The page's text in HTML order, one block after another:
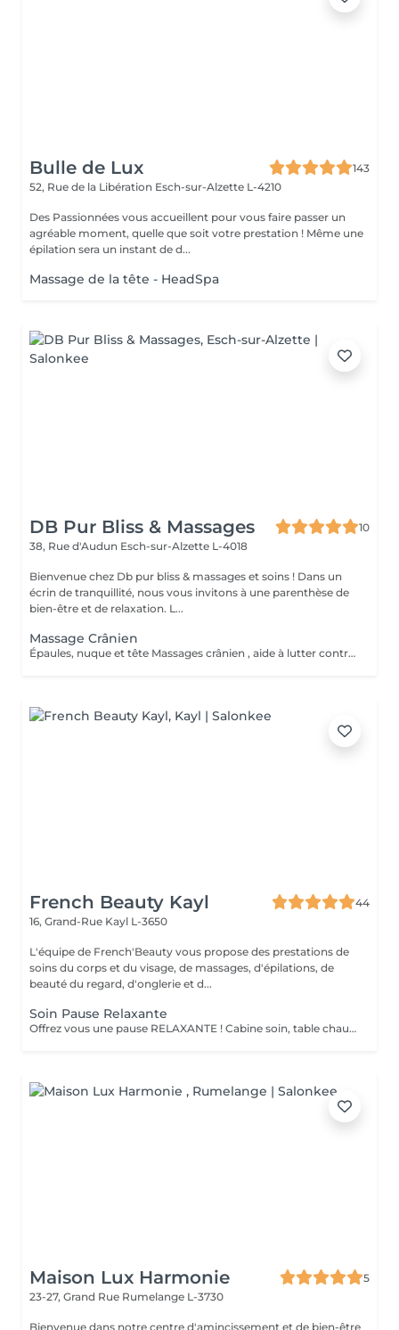
Bulle de Lux
143
52, Rue de la Libération Esch-sur-Alzette L-4210
Des Passionnées vous accueillent pour vous faire passer un
agréable moment, quelle que soit votre prestation ! Même une
épilation sera un instant de d...
Massage de la tête - HeadSpa
DB Pur Bliss & Massages
10
38, Rue d'Audun Esch-sur-Alzette L-4018
Bienvenue chez Db pur bliss & massages et soins ! Dans un
écrin de tranquillité, nous vous invitons à une parenthèse de
bien-être et de relaxation. L...
Massage Crânien
Épaules, nuque et tête Massages crânien , aide à lutter contre les migraines , tensions et douleurs cervicales, tensions musculaire des trapèzes liées aux stress et mauvaises postures . Soûlage et détend et apaiser .
French Beauty Kayl
44
16, Grand-Rue Kayl L-3650
L'équipe de French'Beauty vous propose des prestations de
soins du corps et du visage, de massages, d'épilations, de
beauté du regard, d'onglerie et d...
Soin Pause Relaxante
Offrez vous une pause RELAXANTE ! Cabine soin, table chauffante, massage crânien ou pieds ou mains ( 20 minutes ) sur fond sonore relaxant, service thé/café
Maison Lux Harmonie
5
23-27, Grand Rue Rumelange L-3730
Bienvenue dans notre centre d'amincissement et de bien-être